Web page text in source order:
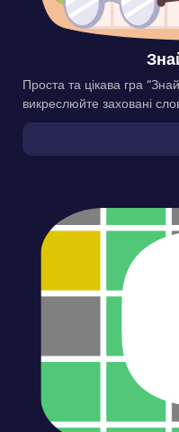
Проста та цікава гра
викреслюйте заховані